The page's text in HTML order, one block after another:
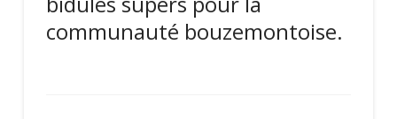
communauté bouzemontoise.